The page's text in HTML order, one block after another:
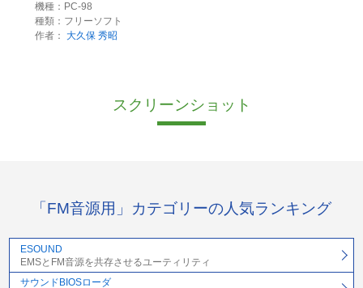
機種：PC-98
種類：フリーソフト
作者： 大久保 秀昭
スクリーンショット
「FM音源用」カテゴリーの人気ランキング
ESOUND
EMSとFM音源を共存させるユーティリティ
サウンドBIOSローダ